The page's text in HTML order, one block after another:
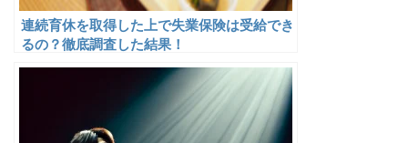
連続育休を取得した上で失業保険は受給でき
るの？徹底調査した結果！